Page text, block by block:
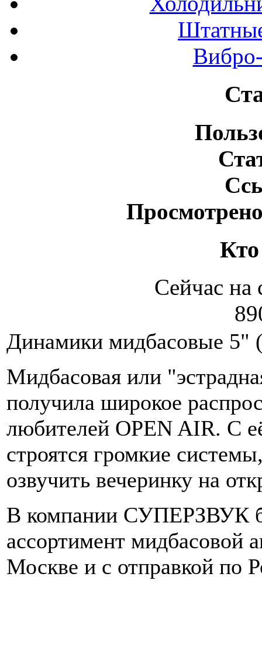
Кто
Сейчас на
Динамики мидбасовые 5"
Мидбасовая или
получила широкое
любителей OPEN AIR. С
строятся громкие
озвучить вечеринку на
В компании СУПЕРЗВУК
ассортимент мидбасовой
Москве и с отправкой по